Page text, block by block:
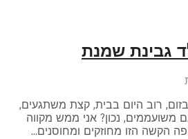
גבינת שמנת
רוב היום בבית, קצת משתגעים,
נכון? אני ממש מקווה
הזו מחוזקים ומחוסנים...